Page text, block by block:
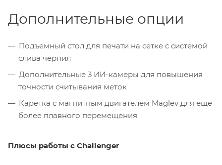
Дополнительные опции
Подъемный стол для печати на сетке с системой
слива чернил
Дополнительные 3 ИИ-камеры для повышения
точности считывания меток
Каретка с магнитным двигателем Maglev для еще
более плавного перемещения
Плюсы работы с Challenger